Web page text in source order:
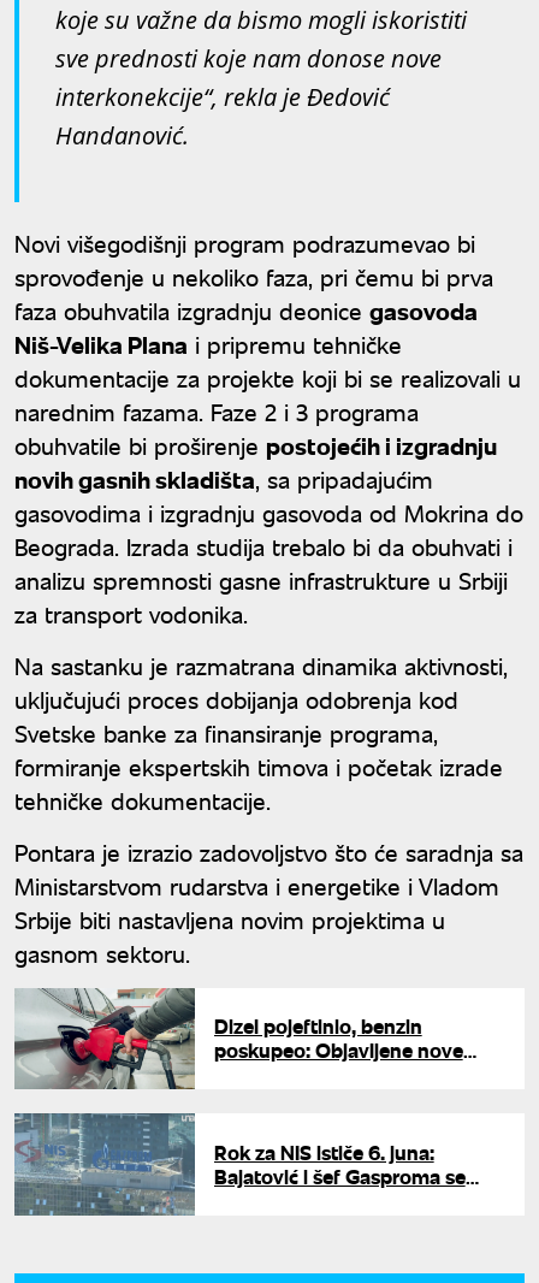
koje su važne da bismo mogli iskoristiti
sve prednosti koje nam donose nove
interkonekcije“, rekla je Đedović
Handanović.
Novi višegodišnji program podrazumevao bi
sprovođenje u nekoliko faza, pri čemu bi prva
faza obuhvatila izgradnju deonice gasovoda
Niš-Velika Plana i pripremu tehničke
dokumentacije za projekte koji bi se realizovali u
narednim fazama. Faze 2 i 3 programa
obuhvatile bi proširenje postojećih i izgradnju
novih gasnih skladišta, sa pripadajućim
gasovodima i izgradnju gasovoda od Mokrina do
Beograda. Izrada studija trebalo bi da obuhvati i
analizu spremnosti gasne infrastrukture u Srbiji
za transport vodonika.
Na sastanku je razmatrana dinamika aktivnosti,
uključujući proces dobijanja odobrenja kod
Svetske banke za finansiranje programa,
formiranje ekspertskih timova i početak izrade
tehničke dokumentacije.
Pontara je izrazio zadovoljstvo što će saradnja sa
Ministarstvom rudarstva i energetike i Vladom
Srbije biti nastavljena novim projektima u
gasnom sektoru.
Dizel pojeftinio, benzin
poskupeo: Objavljene nove
Rok za NIS ističe 6. juna:
Bajatović i šef Gasproma se